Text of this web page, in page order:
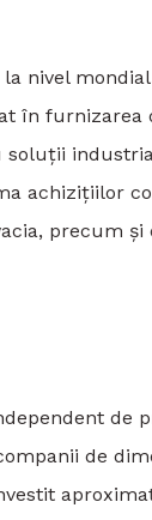
nivel
în
achizițiilor
precum
de
de